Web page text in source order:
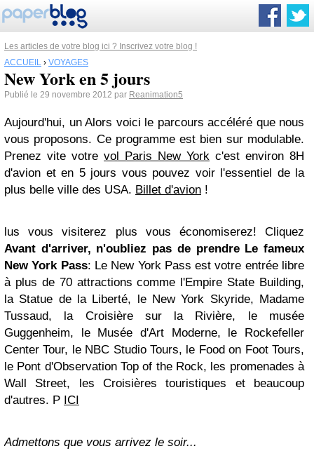
Les articles de votre blog ici ? Inscrivez votre blog !
ACCUEIL › VOYAGES
New York en 5 jours
Publié le 29 novembre 2012 par Reanimation5
Aujourd'hui, un Alors voici le parcours accéléré que nous
vous proposons. Ce programme est bien sur modulable.
Prenez vite votre vol Paris New York c'est environ 8H
d'avion et en 5 jours vous pouvez voir l'essentiel de la
plus belle ville des USA. Billet d'avion !
lus vous visiterez plus vous économiserez! Cliquez
Avant d'arriver, n'oubliez pas de prendre Le fameux
New York Pass: Le New York Pass est votre entrée libre
à plus de 70 attractions comme l'Empire State Building,
la Statue de la Liberté, le New York Skyride, Madame
Tussaud, la Croisière sur la Rivière, le musée
Guggenheim, le Musée d'Art Moderne, le Rockefeller
Center Tour, le NBC Studio Tours, le Food on Foot Tours,
le Pont d'Observation Top of the Rock, les promenades à
Wall Street, les Croisières touristiques et beaucoup
d'autres. P ICI
Admettons que vous arrivez le soir...